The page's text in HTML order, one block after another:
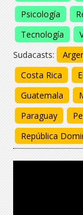
Psicología
Tecnología
Sudacasts:
Costa Rica
Guatemala
Paraguay
República